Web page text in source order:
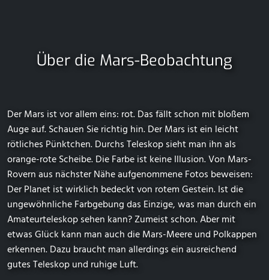
Über die Mars-Beobachtung
Der Mars ist vor allem eins: rot. Das fällt schon mit bloßem
Auge auf. Schauen Sie richtig hin. Der Mars ist ein leicht
rötliches Pünktchen. Durchs Teleskop sieht man ihn als
orange-rote Scheibe. Die Farbe ist keine Illusion. Von Mars-
Rovern aus nächster Nähe aufgenommene Fotos beweisen:
Der Planet ist wirklich bedeckt von rotem Gestein. Ist die
ungewöhnliche Farbgebung das Einzige, was man durch ein
Amateurteleskop sehen kann? Zumeist schon. Aber mit
etwas Glück kann man auch die Mars-Meere und Polkappen
erkennen. Dazu braucht man allerdings ein ausreichend
gutes Teleskop und ruhige Luft.